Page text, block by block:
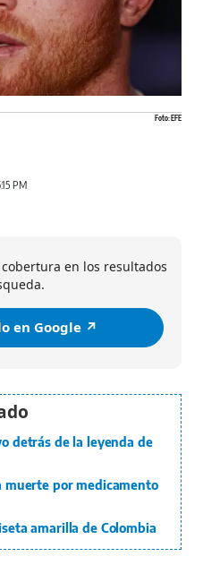
Foto: EFE
PM
en los resultados
en Google ↗️
detrás de la leyenda de
muerte por medicamento
amarilla de Colombia